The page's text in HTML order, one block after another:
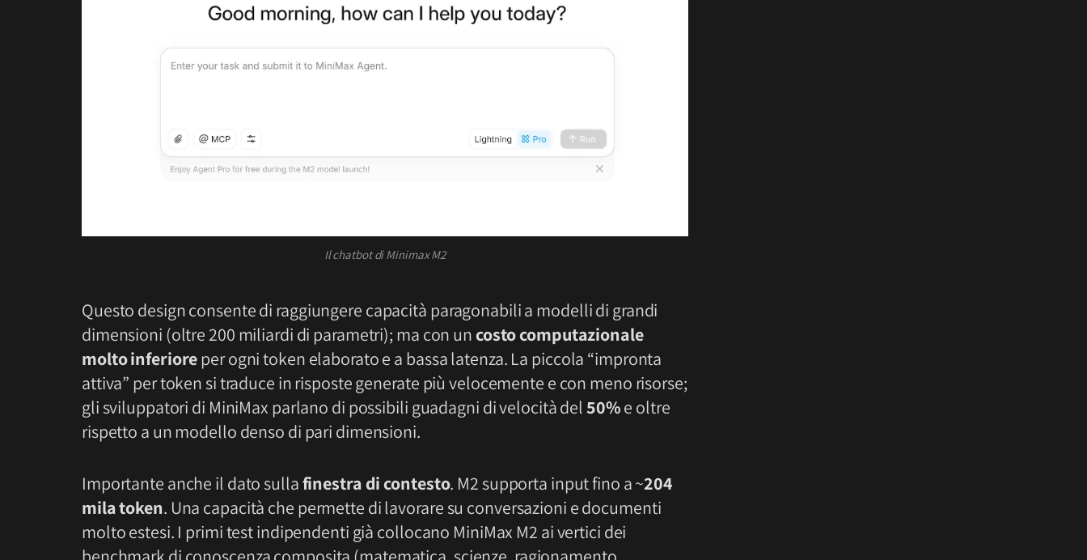
Il chatbot di Minimax M2
Questo design consente di raggiungere capacità paragonabili a modelli di grandi
dimensioni (oltre 200 miliardi di parametri); ma con uncosto computazionale
molto inferioreper ogni token elaborato e a bassa latenza. La piccola “impronta
attiva” per token si traduce in risposte generate più velocemente e con meno risorse;
gli sviluppatori di MiniMax parlano di possibili guadagni di velocità del50%e oltre
rispetto a un modello denso di pari dimensioni.
Importante anche il dato sullafinestra di contesto. M2 supporta input fino a ~204
mila token. Una capacità che permette di lavorare su conversazioni e documenti
molto estesi. I primi test indipendenti già collocano MiniMax M2 ai vertici dei